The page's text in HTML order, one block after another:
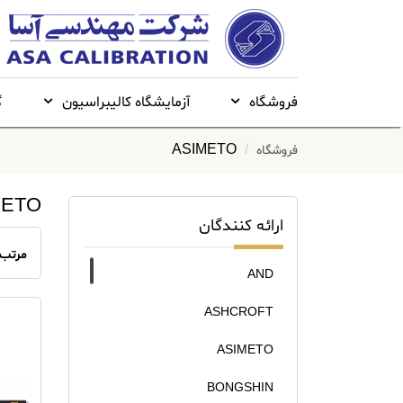
فروشگاه آزمایشگاه کالیبراسیون
فروشگاه ASIMETO
ارائه کنندگان
AND
ASHCROFT
ASIMETO
BONGSHIN